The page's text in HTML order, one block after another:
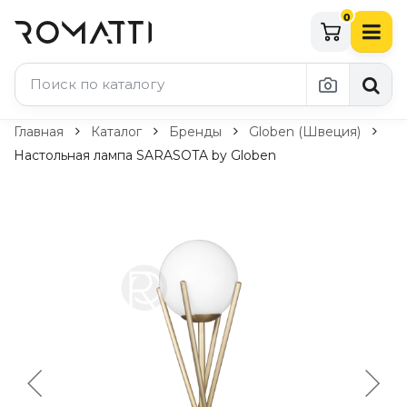
0
Каталог Romatti
Свет и освещение
Потолочные светильники
Бра и настенные светильники
Уличное освещение
Комплектующие
Главная Каталог Бренды
Globen (Швеция)
Настольная лампа SARASOTA by Globen